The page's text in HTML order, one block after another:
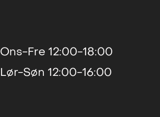
Ons-Fre 12:00-18:00
Lør-Søn 12:00-16:00